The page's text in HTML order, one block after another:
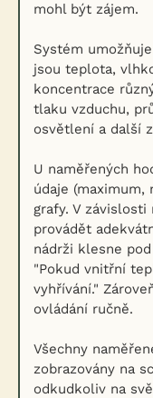
mohl být zájem.
Systém
jsou teplota,
koncentrace
tlaku vzduchu,
osvětlení a další
U naměřených
údaje (maximum,
grafy. V
provádět
nádrži klesne
"Pokud vnitřní
vyhřívání."
ovládání ručně.
Všechny
zobrazovány na
odkudkoliv na